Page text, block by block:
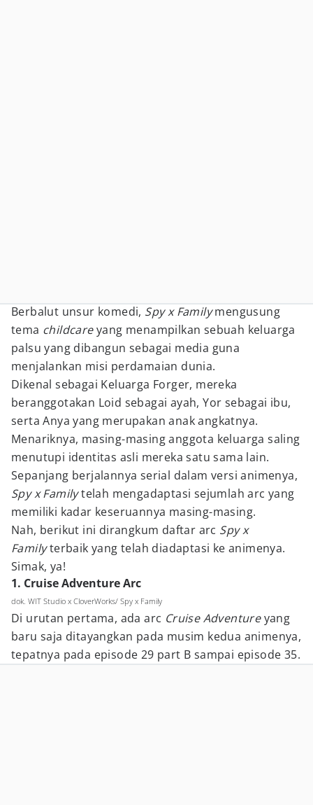
Berbalut unsur komedi, Spy x Familymengusung
tema childcareyang menampilkan sebuah keluarga
palsu yang dibangun sebagai media guna
menjalankan misi perdamaian dunia.
Dikenal sebagai Keluarga Forger, mereka
beranggotakan Loid sebagai ayah, Yor sebagai ibu,
serta Anya yang merupakan anak angkatnya.
Menariknya, masing-masing anggota keluarga saling
menutupi identitas asli mereka satu sama lain.
Sepanjang berjalannya serial dalam versi animenya,
Spy x Familytelah mengadaptasi sejumlah arc yang
memiliki kadar keseruannya masing-masing.
Nah, berikut ini dirangkum daftar arc Spy x
Familyterbaik yang telah diadaptasi ke animenya.
Simak, ya!
1. Cruise Adventure Arc
dok. WIT Studio x CloverWorks/ Spy x Family
Di urutan pertama, ada arc Cruise Adventureyang
baru saja ditayangkan pada musim kedua animenya,
tepatnya pada episode 29 part B sampai episode 35.